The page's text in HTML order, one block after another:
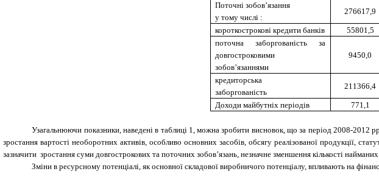
Поточні зобов’язання
у тому числі :
276617,9
короткострокові кредити банків 55801,5
поточна заборгованість за
довгостроковими
зобов’язаннями
9450,0
кредиторська
заборгованість
211366,4
Доходи майбутніх періодів 771,1
Узагальнюючи показники, наведені в таблиці 1, можна зробити висновок, що за період 2008-2012
зростання вартості необоротних активів, особливо основних засобів, обсягу реалізованої продукції,
зазначити зростання суми довгострокових та поточних зобов’язань, незначне зменшення кількості найманих
Зміни в ресурсному потенціалі, як основної складової виробничого потенціалу, впливають на